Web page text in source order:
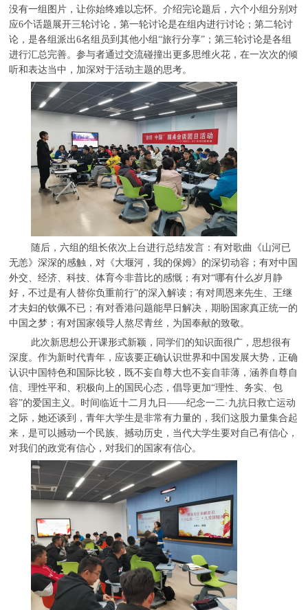
没有一组图片，让你始终难以忘怀。介绍完论题后，六个小组分别对
应6个话题展开三轮讨论，第一轮讨论是在组内进行讨论；第二轮讨
论，是各组派出6名组员到其他小组“旅行分享”；第三轮讨论是各组
进行汇总完善。参与者通过交流碰撞出更多思维火花，在一次次的倾
听和表达当中，加深对于活动主题的思考。
随后，六组的组长依次上台进行总结发言：有对歌曲《山河已
无恙》深深的感触，对《大堰河，我的保姆》的深切动容；有对中国
外交、经济、科技、体育今非昔比的感慨；有对“哪有什么岁月静
好，不过是有人替你负重前行”的深入解读；有对周恩来先生、王继
才夫妇的钦佩不已；有对香港问题能早日解决，期盼国家真正统一的
中国之梦；有对国家领导人熬尽青丝，为国奉献的致敬。
此次新思想公开课形式新颖，同学们的知识面很广，思想很有
深度。作为新时代青年，应该要正确认识世界和中国发展大势，正确
认识中国特色和国际比较，既不妄自尊大也不妄自菲薄，涵养自尊自
信、理性平和、积极向上的国民心态，倡导更加“理性、务实、包
容”的爱国主义。时间临近十二月九日——纪念一二·九抗日救亡运动
之际，她还谈到，青年大学生是非常有力量的，我们这股力量集合起
来，是可以撼动一个民族、撼动历史，当代大学生要对自己有信心，
对我们的政党有信心，对我们的国家有信心。